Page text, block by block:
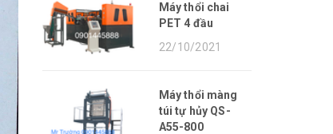
Máy thổi chai
PET 4 đầu
22/10/2021
Máy thổi màng
túi tự hủy QS-
A55-800